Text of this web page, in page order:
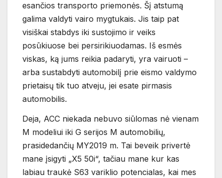
esančios transporto priemonės. Šį atstumą
galima valdyti vairo mygtukais. Jis taip pat
visiškai stabdys iki sustojimo ir veiks
posūkiuose bei persirikiuodamas. Iš esmės
viskas, ką jums reikia padaryti, yra vairuoti –
arba sustabdyti automobilį prie eismo valdymo
prietaisų tik tuo atveju, jei esate pirmasis
automobilis.
Deja, ACC niekada nebuvo siūlomas nė vienam
M modeliui iki G serijos M automobilių,
prasidedančių MY2019 m. Tai beveik privertė
mane įsigyti „X5 50i“, tačiau mane kur kas
labiau traukė S63 variklio potencialas, kai mes